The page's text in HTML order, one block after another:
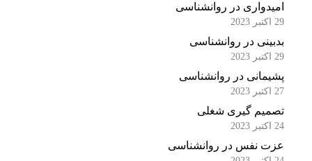
امیدواری در روانشناسی
بدبینی در روانشناسی
پشیمانی در روانشناسی
تصمیم گیری شغلی
عزت نفس در روانشناسی